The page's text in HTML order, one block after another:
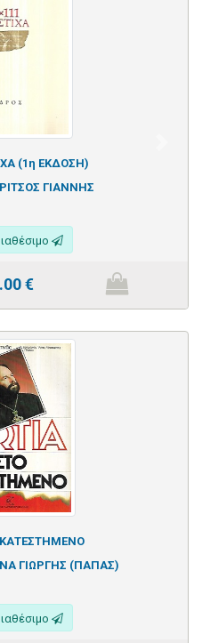
(1η ΕΚΔΟΣΗ)
ΡΙΤΣΟΣ ΓΙΑΝΝΗΣ
€
ΓΙΩΡΓΗΣ (ΠΑΠΑΣ)